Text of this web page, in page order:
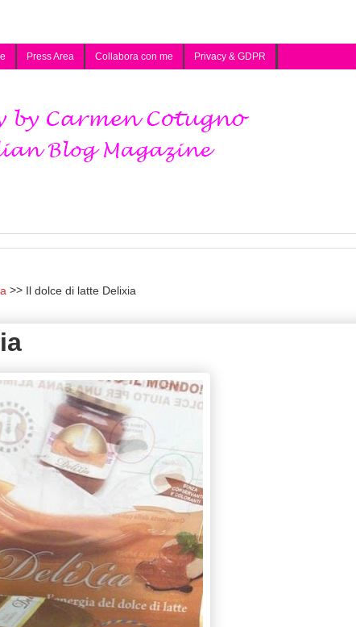
Press Area Collabora con me Privacy & GDPR
Il dolce di latte Delixia